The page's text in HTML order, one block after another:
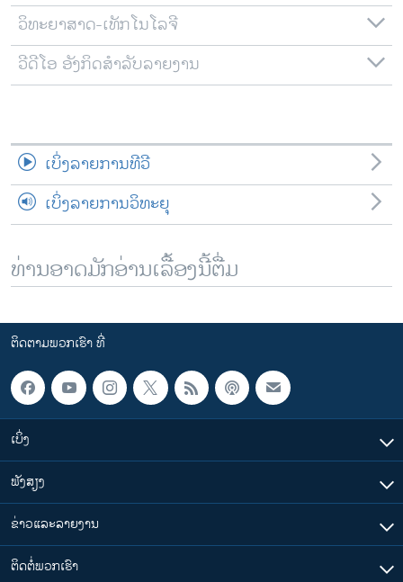
ພາສາຕ່າງໆ
ວິທະຍາສາດ-ເທັກໂນໂລຈີ
ວີດີໂອ ອັງກິດສຳລັບລາຍງານ
ເບິ່ງລາຍການທີວີ
ເບິ່ງລາຍການວິທະຍຸ
ທ່ານອາດມັກອ່ານເລື້ອງນີ້ຕື່ມ
ຕິດຕາມພວກເຮົາ ທີ່
ເບິ່ງ
ຟັງສຽງ
ຂ່າວແລະລາຍງານ
ຕິດຕໍ່ພວກເຮົາ